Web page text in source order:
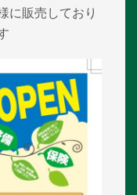
に販売しており